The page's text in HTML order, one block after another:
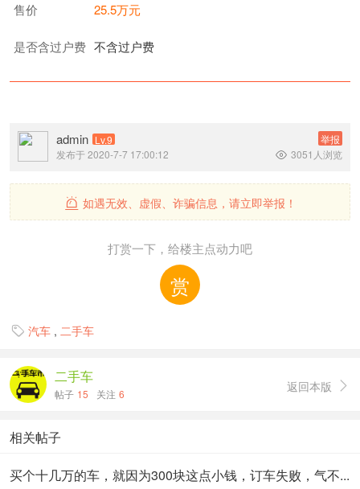
售价 25.5万元
是否含过户费 不含过户费
admin Lv.9
举报
发布于 2020-7-7 17:00:12
 3051人浏览
 如遇无效、虚假、诈骗信息，请立即举报！
打赏一下，给楼主点动力吧
赏
 汽车 , 二手车
二手车
帖子 15 关注 6 返回本版 
相关帖子
买个十几万的车，就因为300块这点小钱，订车失败，气不...